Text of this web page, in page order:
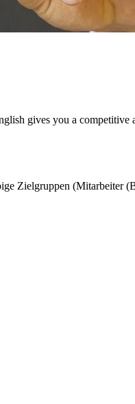
gives you a
Zielgruppen (Mitarbeiter